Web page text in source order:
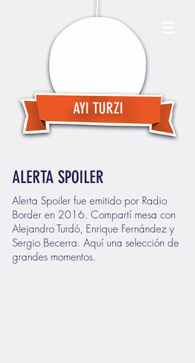
AYI TURZI
ALERTA SPOILER
Alerta Spoiler fue emitido por Radio
Border en 2016. Compartí mesa con
Alejandro Turdó, Enrique Fernández y
Sergio Becerra. Aquí una selección de
grandes momentos.